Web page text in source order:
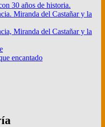
30 años de historia.
Miranda del Castañar y la
Miranda del Castañar y la
encantado